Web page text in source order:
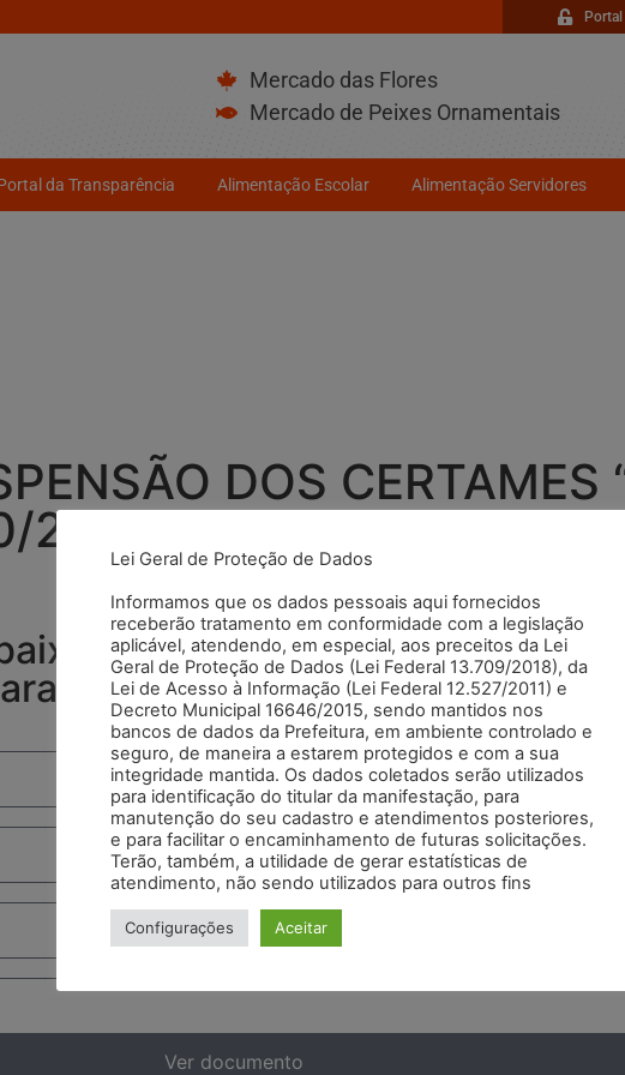
Mercado das Flores
Mercado de Peixes Ornamentais
da Transparência Alimentação Escolar Alimentação Servidores
DOS CERTAMES
21
e clique em "VER
o documento específico.
Ver documento
Lei Geral de Proteção de Dados
Informamos que os dados pessoais aqui fornecidos
receberão tratamento em conformidade com a legislação
aplicável, atendendo, em especial, aos preceitos da Lei
Geral de Proteção de Dados (Lei Federal 13.709/2018), da
Lei de Acesso à Informação (Lei Federal 12.527/2011) e
Decreto Municipal 16646/2015, sendo mantidos nos
bancos de dados da Prefeitura, em ambiente controlado e
seguro, de maneira a estarem protegidos e com a sua
integridade mantida. Os dados coletados serão utilizados
para identificação do titular da manifestação, para
manutenção do seu cadastro e atendimentos posteriores,
e para facilitar o encaminhamento de futuras solicitações.
Terão, também, a utilidade de gerar estatísticas de
atendimento, não sendo utilizados para outros fins
Configurações Aceitar